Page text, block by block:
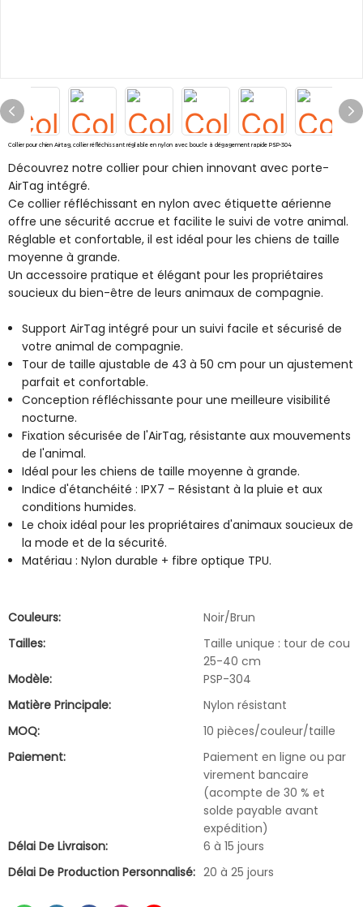
Collier pour chien Airtag, collier réfléchissant réglable en nylon avec boucle à dégagement rapide PSP-304
Découvrez notre collier pour chien innovant avec porte-
AirTag intégré.
Ce collier réfléchissant en nylon avec étiquette aérienne
offre une sécurité accrue et facilite le suivi de votre animal.
Réglable et confortable, il est idéal pour les chiens de taille
moyenne à grande.
Un accessoire pratique et élégant pour les propriétaires
soucieux du bien-être de leurs animaux de compagnie.
Support AirTag intégré pour un suivi facile et sécurisé de
votre animal de compagnie.
Tour de taille ajustable de 43 à 50 cm pour un ajustement
parfait et confortable.
Conception réfléchissante pour une meilleure visibilité
nocturne.
Fixation sécurisée de l'AirTag, résistante aux mouvements
de l'animal.
Idéal pour les chiens de taille moyenne à grande.
Indice d'étanchéité : IPX7 – Résistant à la pluie et aux
conditions humides.
Le choix idéal pour les propriétaires d'animaux soucieux de
la mode et de la sécurité.
Matériau : Nylon durable + fibre optique TPU.
Couleurs:
Noir/Brun
Tailles:
Taille unique : tour de cou
25-40 cm
Modèle:
PSP-304
Matière Principale:
Nylon résistant
MOQ:
10 pièces/couleur/taille
Paiement:
Paiement en ligne ou par
virement bancaire
(acompte de 30 % et
solde payable avant
expédition)
Délai De Livraison:
6 à 15 jours
Délai De Production Personnalisé: 20 à 25 jours